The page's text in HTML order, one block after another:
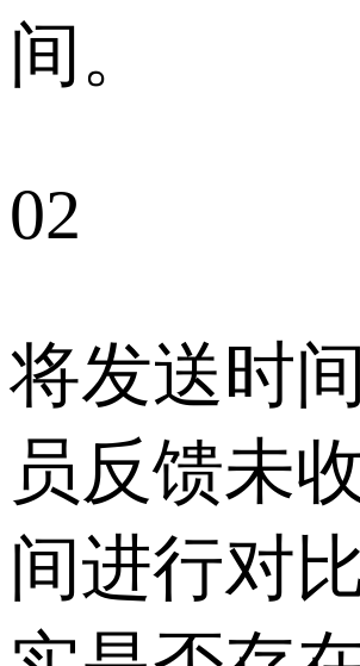
间。
02
将发送时
员反馈未
间进行对